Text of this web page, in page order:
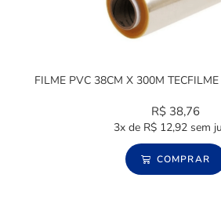
FILME PVC 38CM X 300M
R$ 38,76
3x de R$12,92sem
COMPRAR